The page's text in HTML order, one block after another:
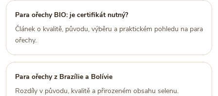
Para ořechy BIO: je certifikát nutný?
Článek o kvalitě, původu, výběru a praktickém pohledu na para
ořechy.
Para ořechy z Brazílie a Bolívie
Rozdíly v původu, kvalitě a přirozeném obsahu selenu.